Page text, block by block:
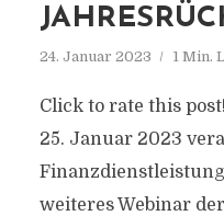
24. Januar 2023 1 Min.
Click to rate this
25. Januar 2023
weiteres Webinar